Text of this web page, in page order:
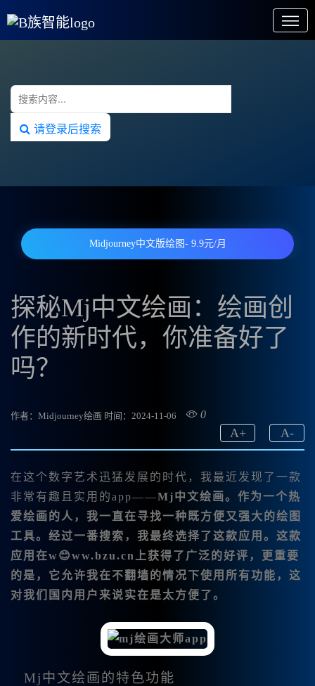
请登录后搜索
Midjourney中文版绘图- 9.9元/月
探秘Mj中文绘画：绘画创
作的新时代，你准备好了
吗？
作者：Midjourney绘画 时间：2024-11-06 0
A-
A+
在这个数字艺术迅猛发展的时代，我最近发现了一款
非常有趣且实用的app——Mj中文绘画。作为一个热
爱绘画的人，我一直在寻找一种既方便又强大的绘图
工具。经过一番搜索，我最终选择了这款应用。这款
应用在w😊ww.bzu.cn上获得了广泛的好评，更重要
的是，它允许我在不翻墙的情况下使用所有功能，这
对我们国内用户来说实在是太方便了。
Mj中文绘画的特色功能